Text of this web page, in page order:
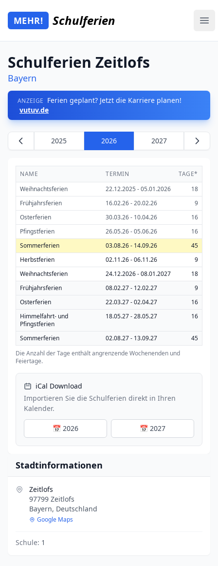
Zum Hauptinhalt springen
Mehr Schulferien
MEHR! Schulferien
Schulferien Zeitlofs
Bayern
ANZEIGE Ferien geplant? Jetzt die Karriere planen!
vutuv.de
2025 2026 2027
NAME TERMIN
TAGE*
Weihnachtsferien
22.12.2025 - 05.01.2026
18
Frühjahrsferien
16.02.26 - 20.02.26
9
Osterferien
30.03.26 - 10.04.26
16
Pfingstferien
26.05.26 - 05.06.26
16
Sommerferien
03.08.26 - 14.09.26
45
Herbstferien
02.11.26 - 06.11.26
9
Weihnachtsferien
24.12.2026 - 08.01.2027
18
Frühjahrsferien
08.02.27 - 12.02.27
9
Osterferien
22.03.27 - 02.04.27
16
Himmelfahrt- und
Pfingstferien
18.05.27 - 28.05.27 16
Sommerferien 02.08.27 - 13.09.27
45
Die Anzahl der Tage enthält angrenzende Wochenenden und
Feiertage.
iCal Download
Importieren Sie die Schulferien direkt in Ihren
Kalender.
📅 2026 📅 2027
Stadtinformationen
Zeitlofs
97799 Zeitlofs
Bayern, Deutschland
Google Maps
Schule: 1